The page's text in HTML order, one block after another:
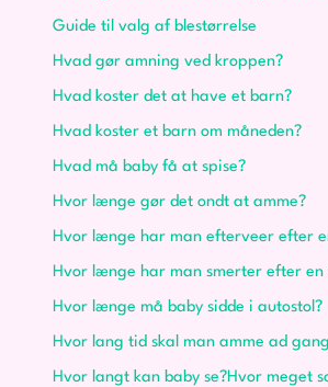
Guide til valg af blestørrelse
Hvad gør amning ved kroppen?
Hvad koster det at have et barn?
Hvad koster et barn om måneden?
Hvad må baby få at spise?
Hvor længe gør det ondt at amme?
Hvor længe har man efterveer efter
Hvor længe har man smerter efter en
Hvor længe må baby sidde i autostol?
Hvor lang tid skal man amme ad
Hvor langt kan baby se?Hvor meget